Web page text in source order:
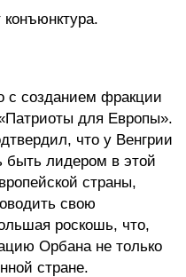
с созданием фракции
для Европы».
что у Венгрии
быть лидером в этой
страны,
свою
роскошь, что,
Орбана не только
стране.